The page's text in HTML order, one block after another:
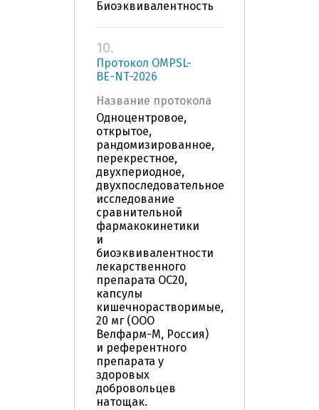
Биоэквивалентность
10.
Протокол OMPSL-
BE-NT-2026
Название протокола
Одноцентровое,
открытое,
рандомизированное,
перекрестное,
двухпериодное,
двухпоследовательное
исследование
сравнительной
фармакокинетики
и
биоэквивалентности
лекарственного
препарата OC20,
капсулы
кишечнорастворимые,
20 мг (ООО
Велфарм-М, Россия)
и референтного
препарата у
здоровых
добровольцев
натощак.